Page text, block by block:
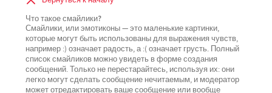
Что такое смайлики?
Смайлики, или эмотиконы — это маленькие картинки,
которые могут быть использованы для выражения чувств,
например :) означает радость, а :( означает грусть. Полный
список смайликов можно увидеть в форме создания
сообщений. Только не перестарайтесь, используя их: они
легко могут сделать сообщение нечитаемым, и модератор
может отредактировать ваше сообщение или вообще